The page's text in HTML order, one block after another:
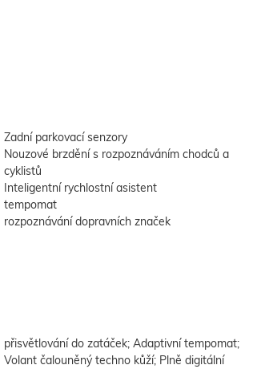
Zadní parkovací senzory
Nouzové brzdění s rozpoznáváním chodců a
cyklistů
Inteligentní rychlostní asistent
tempomat
rozpoznávání dopravních značek
přisvětlování do zatáček; Adaptivní tempomat;
Volant čalouněný techno kůží; Plně digitální